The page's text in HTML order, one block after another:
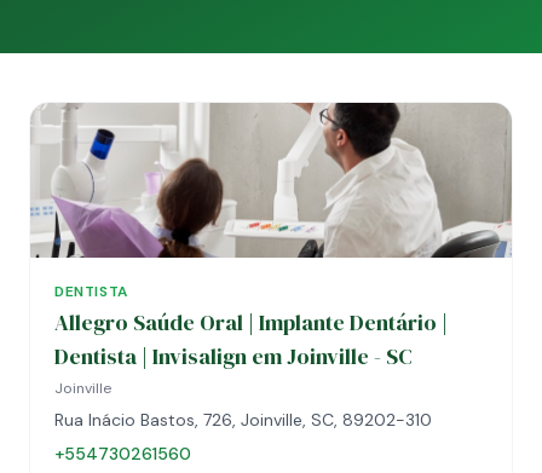
DENTISTA
Allegro Saúde Oral | Implante Dentário |
Dentista | Invisalign em Joinville - SC
Joinville
Rua Inácio Bastos, 726, Joinville, SC, 89202-310
+554730261560